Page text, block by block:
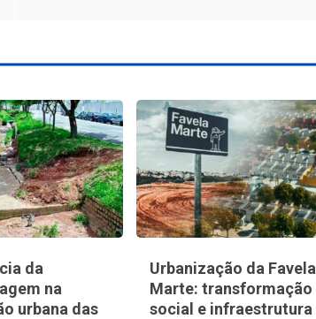
da
na
urbana das
Urbanização da Favela
Marte: transformação
social e infraestrutura